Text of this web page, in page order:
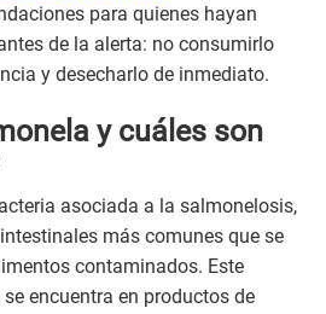
para quienes hayan
de la alerta: no consumirlo
y desecharlo de inmediato.
y cuáles son
asociada a la salmonelosis,
más comunes que se
contaminados. Este
encuentra en productos de